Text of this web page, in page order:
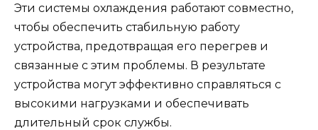
Эти системы охлаждения работают совместно,
чтобы обеспечить стабильную работу
устройства, предотвращая его перегрев и
связанные с этим проблемы. В результате
устройства могут эффективно справляться с
высокими нагрузками и обеспечивать
длительный срок службы.